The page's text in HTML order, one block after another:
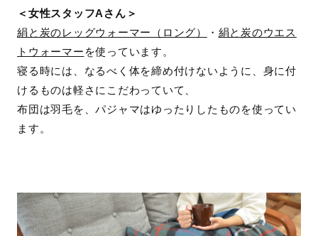
＜女性スタッフAさん＞
絹と炭のレッグウォーマー（ロング）
・ 絹と炭のウエス
トウォーマー を使っています。
寝る時には、なるべく体を締め付けないように、身に付
けるものは軽さにこだわっていて、
布団は羽毛を、パジャマはゆったりしたものを使ってい
ます。